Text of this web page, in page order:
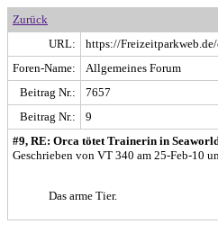
Zurück
URL:
https://
Foren-Name:
Allgemeines Forum
Beitrag Nr.:
7657
Beitrag Nr.:
9
#9, RE: Orca tötet Trainerin in
Geschrieben von VT 340 am 25-Feb-10
Das arme Tier.